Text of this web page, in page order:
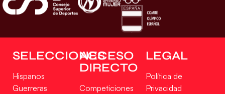
SELECCIONES
Hispanos
Guerreras
ACCESO
DIRECTO
Competiciones
LEGAL
Política de
Privacidad